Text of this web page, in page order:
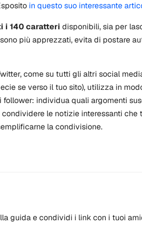
in questo suo interessante
i 140 caratteri disponibili, sia per
più apprezzati, evita di postare
come su tutti gli altri social
se verso il tuo sito), utilizza in
individua quali argomenti
le notizie interessanti
la condivisione.
guida e condividi i link con i tuoi